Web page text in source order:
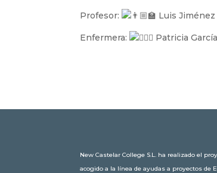
Profesor: Luis Jiménez
Enfermera: Patricia
New Castelar College S.L. ha realizado el
acogido a la línea de ayudas a proyectos de